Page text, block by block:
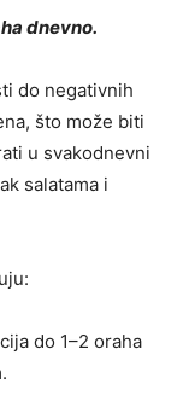
dnevno.
do negativnih
što može biti
u svakodnevni
salatama i
do 1–2 oraha